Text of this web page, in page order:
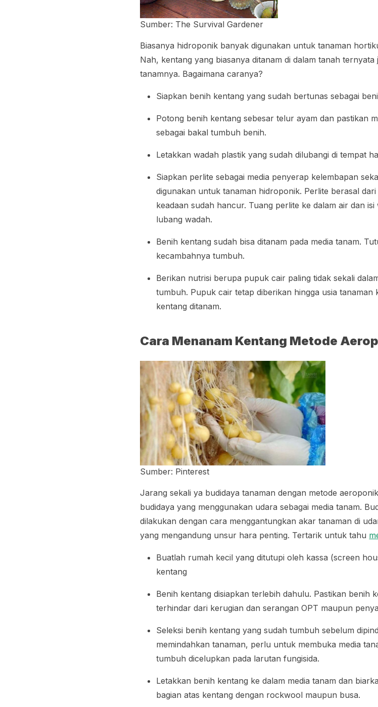
Sumber: The Survival Gardener
Biasanya hidroponik banyak digunakan untuk tanaman
Nah, kentang yang biasanya ditanam di dalam tanah
tanamnya. Bagaimana caranya?
Siapkan benih kentang yang sudah bertunas sebagai
Potong benih kentang sebesar telur ayam dan pastikan
sebagai bakal tumbuh benih.
Letakkan wadah plastik yang sudah dilubangi di tempat
Siapkan perlite sebagai media penyerap kelembapan
digunakan untuk tanaman hidroponik. Perlite berasal
keadaan sudah hancur. Tuang perlite ke dalam air dan
lubang wadah.
Benih kentang sudah bisa ditanam pada media tanam.
kecambahnya tumbuh.
Berikan nutrisi berupa pupuk cair paling tidak sekali
tumbuh. Pupuk cair tetap diberikan hingga usia
kentang ditanam.
Cara Menanam Kentang Metode
Sumber: Pinterest
Jarang sekali ya budidaya tanaman dengan metode
budidaya yang menggunakan udara sebagai media tanam.
dilakukan dengan cara menggantungkan akar tanaman di
yang mengandung unsur hara penting. Tertarik untuk tahu
Buatlah rumah kecil yang ditutupi oleh kassa (screen
kentang
Benih kentang disiapkan terlebih dahulu. Pastikan benih
terhindar dari kerugian dan serangan OPT maupun
Seleksi benih kentang yang sudah tumbuh sebelum
memindahkan tanaman, perlu untuk membuka media
tumbuh dicelupkan pada larutan fungisida.
Letakkan benih kentang ke dalam media tanam dan
bagian atas kentang dengan rockwool maupun busa.